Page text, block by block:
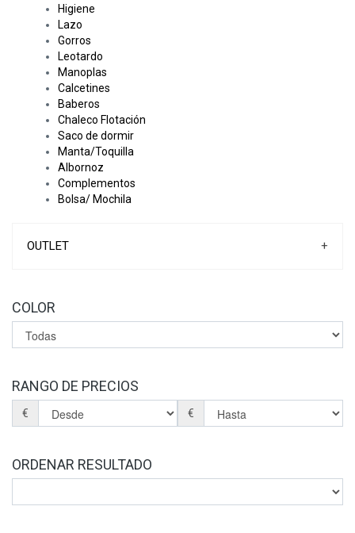
Higiene
Lazo
Gorros
Leotardo
Manoplas
Calcetines
Baberos
Chaleco Flotación
Saco de dormir
Manta/Toquilla
Albornoz
Complementos
Bolsa/ Mochila
OUTLET +
COLOR
RANGO DE PRECIOS
€ €
ORDENAR RESULTADO